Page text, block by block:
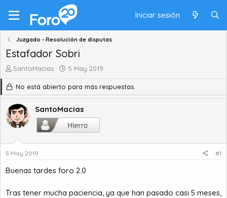
Iniciar sesión
Juzgado - Resolución de disputas
Estafador Sobri
A
o
r
d
e
e
m
SantoMacias
F
c
h
a
d
e
i
n
5 May 2019
No está abierto para más respuestas.
SantoMacias
5 May 2019 #1
Buenas tardes foro 2.0
Tras tener mucha paciencia, ya que han pasado casi 5 meses,